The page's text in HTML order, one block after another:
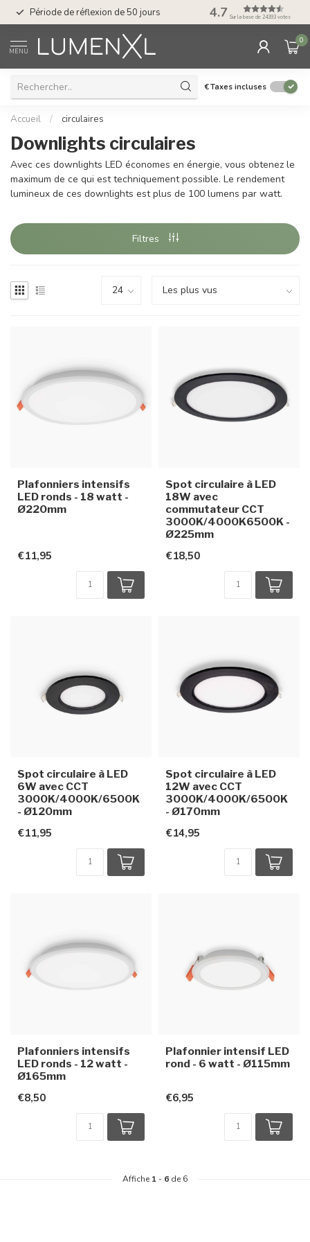
Période de réflexion de 50 jours Service : du lundi
17.00
4.7 Sur la base de 24393 votes
MENU
0
€Taxes incluses
Accueil / circulaires
Downlights circulaires
Avec ces downlights LED économes en énergie, vous obtenez le
maximum de ce qui est techniquement possible. Le rendement
lumineux de ces downlights est plus de 100 lumens par watt.
Filtres
Plafonniers intensifs
LED ronds - 18 watt -
Ø220mm
€11,95
Spot circulaire à LED
18W avec
commutateur CCT
3000K/4000K6500K -
Ø225mm
€18,50
Spot circulaire à LED
6W avec CCT
3000K/4000K/6500K
- Ø120mm
€11,95
Spot circulaire à LED
12W avec CCT
3000K/4000K/6500K
- Ø170mm
€14,95
Plafonniers intensifs
LED ronds - 12 watt -
Ø165mm
€8,50
Plafonnier intensif LED
rond - 6 watt - Ø115mm
€6,95
Affiche 1 - 6 de 6